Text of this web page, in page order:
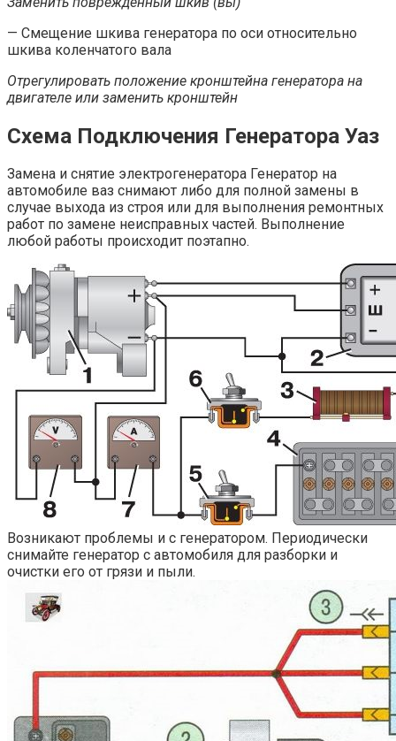
— Смещение шкива генератора по оси относительно
шкива коленчатого вала
Отрегулировать положение кронштейна генератора на
двигателе или заменить кронштейн
Схема Подключения Генератора Уаз
Замена и снятие электрогенератора Генератор на
автомобиле ваз снимают либо для полной замены в
случае выхода из строя или для выполнения ремонтных
работ по замене неисправных частей. Выполнение
любой работы происходит поэтапно.
Возникают проблемы и с генератором. Периодически
снимайте генератор с автомобиля для разборки и
очистки его от грязи и пыли.